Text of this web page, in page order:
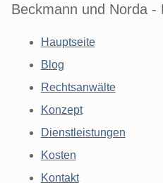
Beckmann und Norda -
Hauptseite
Blog
Rechtsanwälte
Konzept
Dienstleistungen
Kosten
Kontakt